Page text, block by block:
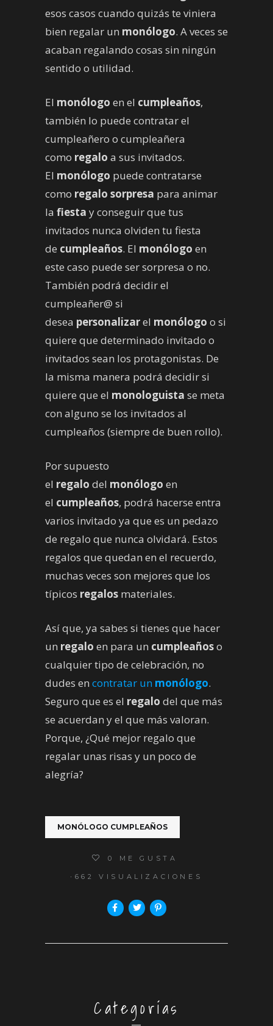
esos casos cuando quizás te viniera
bien regalar un monólogo. A veces se
acaban regalando cosas sin ningún
sentido o utilidad.
El monólogo en el cumpleaños,
también lo puede contratar el
cumpleañero o cumpleañera
como regalo a sus invitados.
El monólogo puede contratarse
como regalo sorpresa para animar
la fiesta y conseguir que tus
invitados nunca olviden tu fiesta
de cumpleaños. El monólogo en
este caso puede ser sorpresa o no.
También podrá decidir el
cumpleañer@ si
desea personalizarel monólogo o si
quiere que determinado invitado o
invitados sean los protagonistas. De
la misma manera podrá decidir si
quiere que el monologuista se meta
con alguno se los invitados al
cumpleaños (siempre de buen rollo).
Por supuesto
el regalo del monólogo en
el cumpleaños, podrá hacerse entra
varios invitado ya que es un pedazo
de regalo que nunca olvidará. Estos
regalos que quedan en el recuerdo,
muchas veces son mejores que los
típicos regalos materiales.
Así que, ya sabes si tienes que hacer
un regalo en para un cumpleañoso
cualquier tipo de celebración, no
dudes en contratar un monólogo.
Seguro que es el regalo del que más
se acuerdan y el que más valoran.
Porque, ¿Qué mejor regalo que
regalar unas risas y un poco de
alegría?
MONÓLOGO CUMPLEAÑOS
0 ME GUSTA
662 VISUALIZACIONES
Categorías